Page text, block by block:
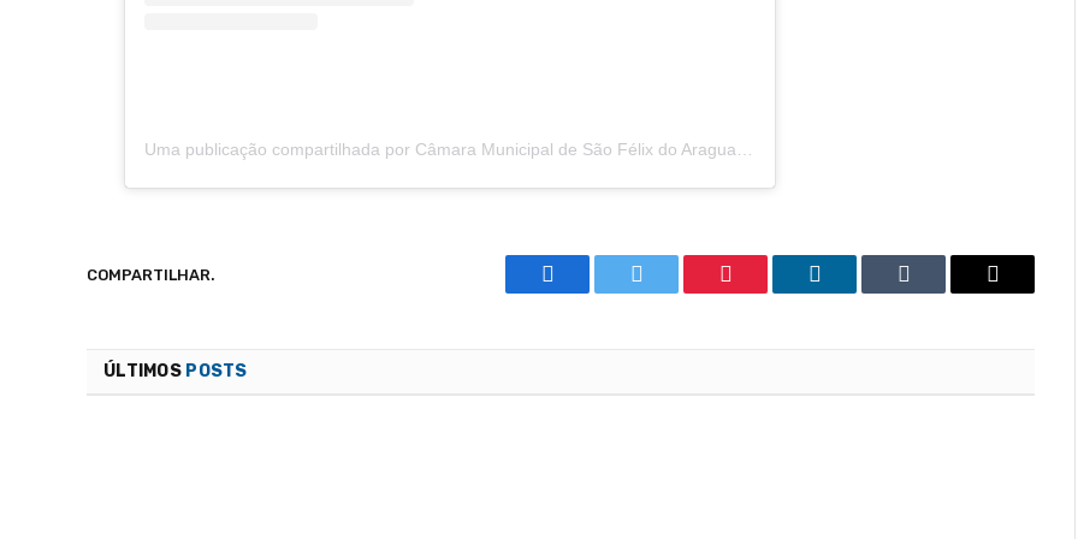
COMPARTILHAR.
Facebook Twitter Pinterest LinkedIn Tumblr Email
ÚLTIMOS POSTS